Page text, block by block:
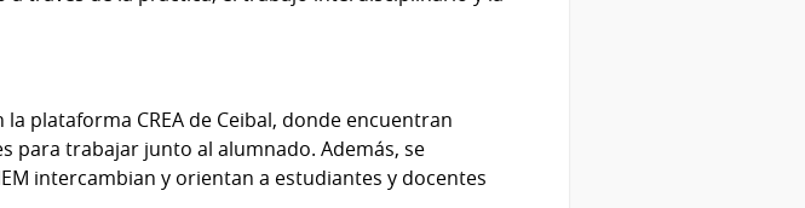
plataforma CREA de Ceibal, donde encuentran
para trabajar junto al alumnado. Además, se
intercambian y orientan a estudiantes y docentes